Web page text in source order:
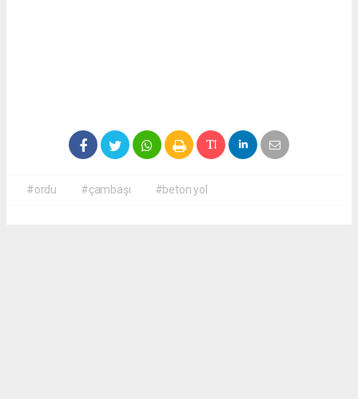
#ordu #çambaşı #beton yol